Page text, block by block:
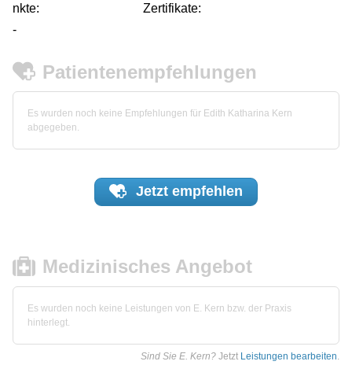
nkte:
Zertifikate:
-
Patientenempfehlungen
Es wurden noch keine Empfehlungen für Edith Katharina Kern
abgegeben.
Jetzt empfehlen
Medizinisches Angebot
Es wurden noch keine Leistungen von E. Kern bzw. der Praxis
hinterlegt.
Sind Sie E. Kern? Jetzt Leistungen bearbeiten.